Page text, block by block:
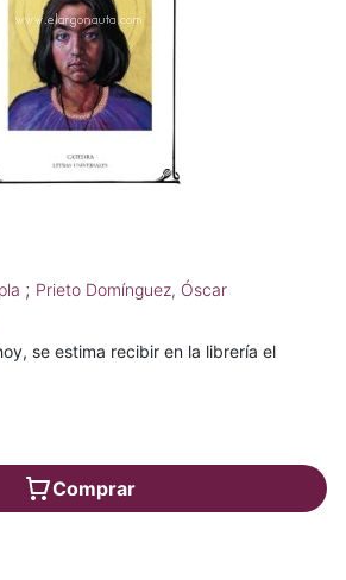
; Prieto Domínguez, Óscar
se estima recibir en la librería el
Comprar